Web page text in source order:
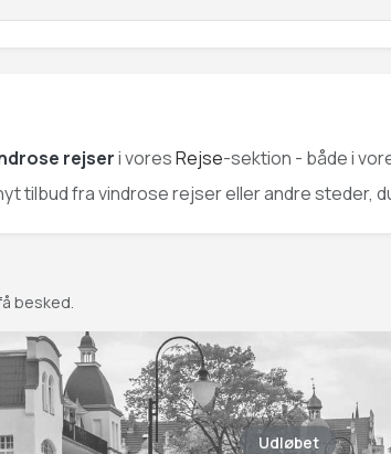
rejseri voresRejse-sektion - både i
tilbud fra vindrose rejser eller andre steder,
besked.
Udløbet